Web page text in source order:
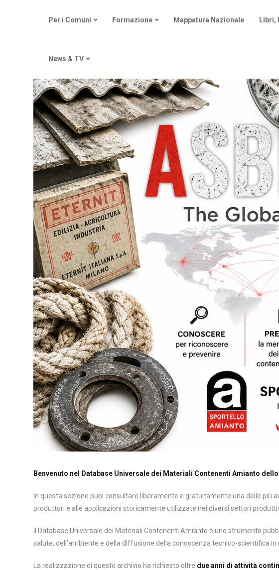
Per i Comuni Formazione Mappatura Nazionale Libri,
News & TV
Benvenuto nel Database Universale dei Materiali Contenenti Amianto
In questa sezione puoi consultare liberamente e gratuitamente una delle
produttori e alle applicazioni storicamente utilizzate nei diversi settori
Il Database Universale dei Materiali Contenenti Amianto è uno strumento
salute, dell’ambiente e della diffusione della conoscenza tecnico-scientifica in
La realizzazione di questo archivio ha richiesto oltre due anni di attività